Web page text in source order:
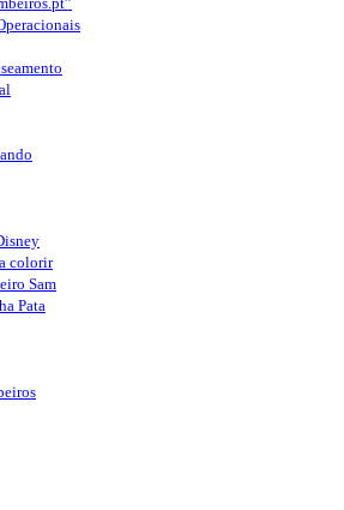
colorir
Sam
Pata